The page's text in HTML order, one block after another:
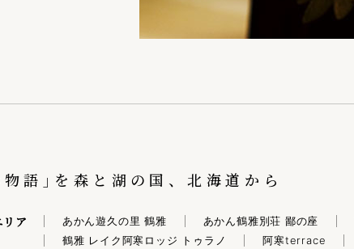
物語｣を森と湖の国、北海道から
ア あかん遊久の里 鶴雅 あかん鶴雅別荘 鄙の座
鶴雅 レイク阿寒ロッジ トゥラノ
阿寒terrace